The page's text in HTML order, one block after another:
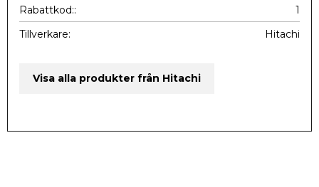
Rabattkod:
1
Tillverkare
Hitachi
Visa alla produkter från Hitachi